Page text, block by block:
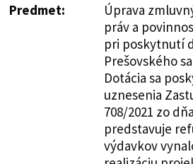
Predmet:
Úprava
práv a
pri poskytnutí
Prešovského
Dotácia sa
uznesenia
708/2021 zo
predstavuje
výdavkov